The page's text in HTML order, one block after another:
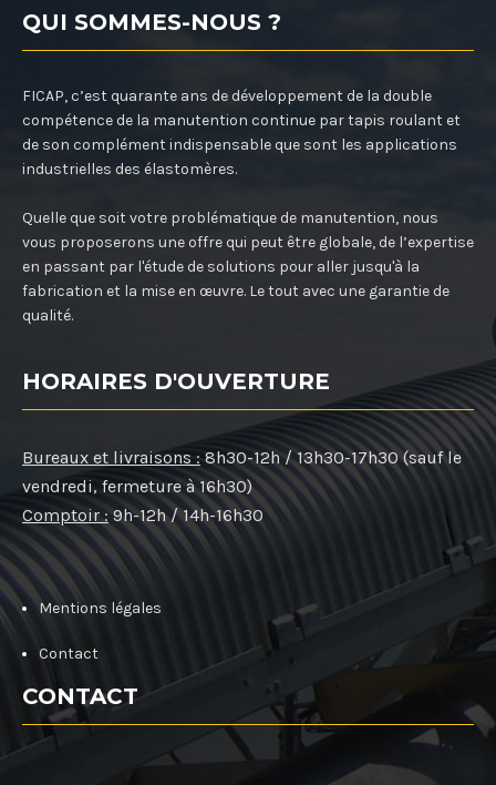
QUI SOMMES-NOUS ?
FICAP, c’est quarante ans de développement de la double
compétence de la manutention continue par tapis roulant et
de son complément indispensable que sont les applications
industrielles des élastomères.
Quelle que soit votre problématique de manutention, nous
vous proposerons une offre qui peut être globale, de l’expertise
en passant par l'étude de solutions pour aller jusqu'à la
fabrication et la mise en œuvre. Le tout avec une garantie de
qualité.
HORAIRES D'OUVERTURE
Bureaux et livraisons : 8h30-12h / 13h30-17h30 (sauf le
vendredi, fermeture à 16h30)
Comptoir : 9h-12h / 14h-16h30
Mentions légales
Contact
CONTACT